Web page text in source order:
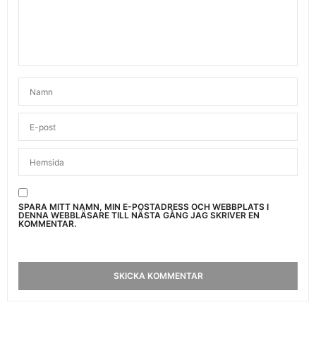
SPARA MITT NAMN, MIN E-POSTADRESS OCH WEBBPLATS I
DENNA WEBBLÄSARE TILL NÄSTA GÅNG JAG SKRIVER EN
KOMMENTAR.